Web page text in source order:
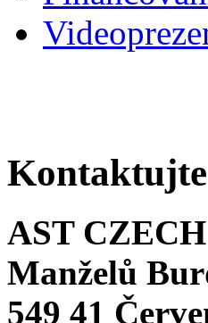
AST CZECH
Manželů
549 41